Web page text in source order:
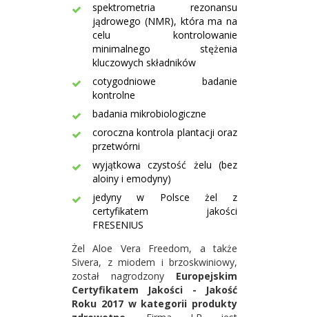
spektrometria rezonansu
jądrowego (NMR), która ma na
celu kontrolowanie
minimalnego stężenia
kluczowych składników
cotygodniowe badanie
kontrolne
badania mikrobiologiczne
coroczna kontrola plantacji oraz
przetwórni
wyjątkowa czystość żelu (bez
aloiny i emodyny)
jedyny w Polsce żel z
certyfikatem jakości
FRESENIUS
Żel Aloe Vera Freedom, a także
Sivera, z miodem i brzoskwiniowy,
został nagrodzony Europejskim
Certyfikatem Jakości - Jakość
Roku 2017 w kategorii produkty